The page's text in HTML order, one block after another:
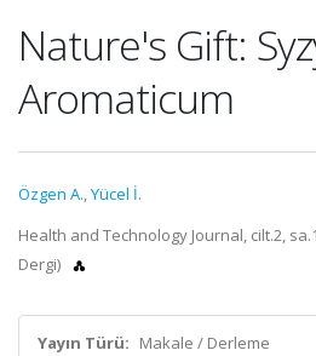
Nature's Gift:
Aromaticum
Özgen A.,Yücel İ.
Health and Technology Journal, cilt.2,
Dergi)
Yayın Türü: Makale / Derleme